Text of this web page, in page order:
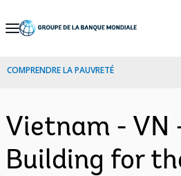
Skip
Navigation
COMPRENDRE LA PAUVRETÉ
Vietnam - VN
Building for